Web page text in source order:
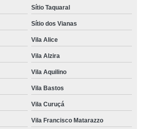
Sítio Taquaral
Sítio dos Vianas
Vila Alice
Vila Alzira
Vila Aquilino
Vila Bastos
Vila Curuçá
Vila Francisco Matarazzo